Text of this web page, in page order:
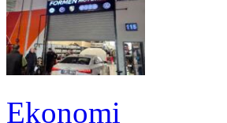
Ekonomi